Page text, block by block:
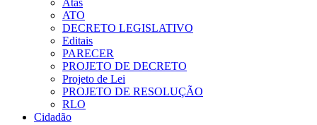
ATO
DECRETO LEGISLATIVO
Editais
PARECER
PROJETO DE DECRETO
Projeto de Lei
PROJETO DE RESOLUÇÃO
RLO
Cidadão